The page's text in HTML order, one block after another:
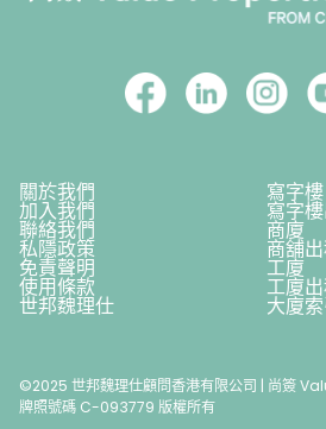
關於我們 寫字樓
加入我們 寫字
聯絡我們 商廈
私隱政策 商舖
免責聲明 工廈
使用條款 工廈
世邦魏理仕 大廈
©2025 世邦魏理仕顧問香港有限公司 | 尚簽
牌照號碼 C-093779 版權所有